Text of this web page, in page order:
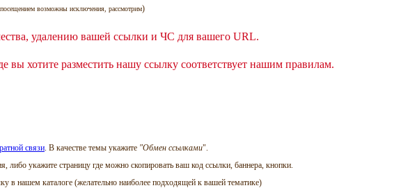
возможны исключения, рассмотрим)
удалению вашей ссылки и ЧС для вашего URL.
вы хотите разместить нашу ссылку соответствует нашим правилам.
связи. В качестве темы укажите "Обмен ссылками".
либо укажите страницу где можно скопировать ваш код ссылки, баннера, кнопки.
в нашем каталоге (желательно наиболее подходящей к вашей тематике)